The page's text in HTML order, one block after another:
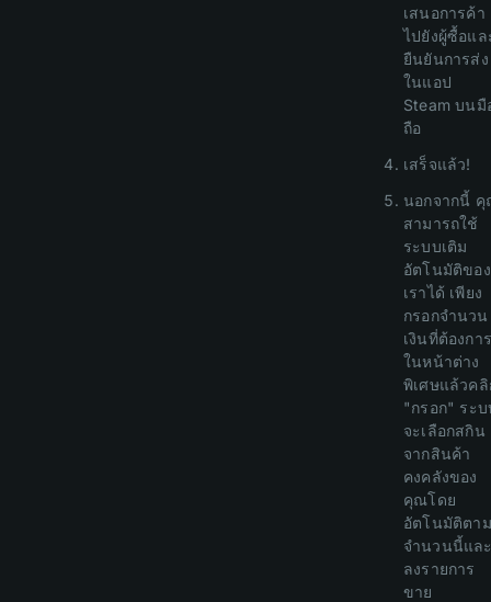
เสนอการค้า
ไปยังผู้ซื้อแล
ยืนยันการส่ง
ในแอป
Steam บนมื
ถือ
เสร็จแล้ว!
นอกจากนี้
สามารถใช้
ระบบเติม
อัตโนมัติของ
เราได้ เพียง
กรอกจำนวน
เงินที่ต้องการ
ในหน้าต่าง
พิเศษแล้วค
"กรอก" ระ
จะเลือกสกิน
จากสินค้า
คงคลังของ
คุณโดย
อัตโนมัติตาม
จำนวนนี้แล
ลงรายการ
ขาย